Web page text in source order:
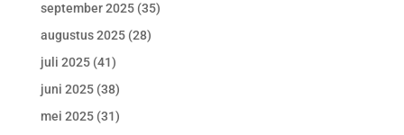
september 2025(35)
augustus 2025(28)
juli 2025(41)
juni 2025(38)
mei 2025(31)